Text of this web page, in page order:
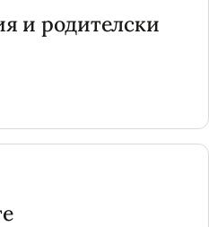
и родителски